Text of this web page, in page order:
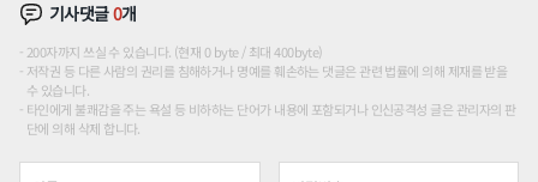
기사댓글0개
200자까지 쓰실 수 있습니다. (현재 0 byte / 최대 400byte)
저작권 등 다른 사람의 권리를 침해하거나 명예를 훼손하는 댓글은 관련 법률에 의해 제재를 받을
수 있습니다.
타인에게 불쾌감을 주는 욕설 등 비하하는 단어가 내용에 포함되거나 인신공격성 글은 관리자의 판
단에 의해 삭제 합니다.